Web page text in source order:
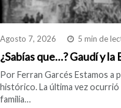
Agosto 7, 2026 5 min de
¿Sabías que…? Gaudí y
Por Ferran Garcés Estamos a
histórico. La última vez ocurrió
familia…